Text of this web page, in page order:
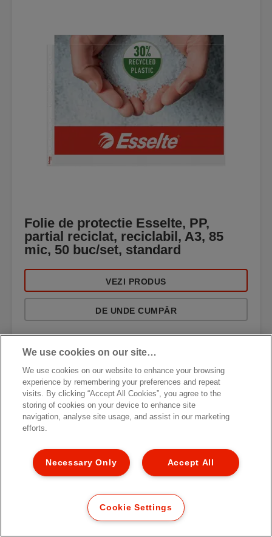
Folie de protectie Esselte, PP,
partial reciclat, reciclabil, A3, 85
mic, 50 buc/set, standard
VEZI PRODUS
DE UNDE CUMPĂR
We use cookies on our site…
We use cookies on our website to enhance your browsing
experience by remembering your preferences and repeat
visits. By clicking “Accept All Cookies”, you agree to the
storing of cookies on your device to enhance site
navigation, analyse site usage, and assist in our marketing
efforts.
Accept All
Necessary Only
Cookie Settings